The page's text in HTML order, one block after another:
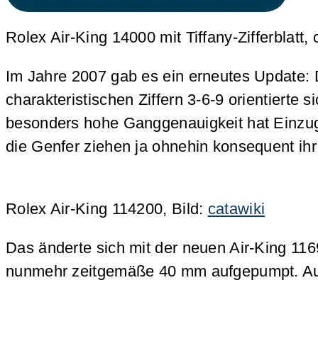
Rolex Air-King 14000 mit Tiffany-
Im Jahre 2007 gab es ein erneutes
charakteristischen Ziffern 3-6-9 orientierte
besonders hohe Ganggenauigkeit hat
die Genfer ziehen ja ohnehin konsequent
Rolex Air-King 114200, Bild: catawiki
Das änderte sich mit der neuen Air-King
nunmehr zeitgemäße 40 mm aufgepumpt.